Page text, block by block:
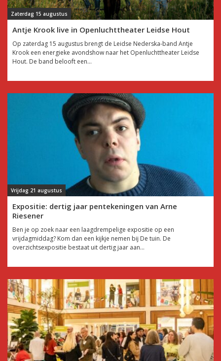
Zaterdag 15 augustus
Antje Krook live in Openluchttheater Leidse Hout
Op zaterdag 15 augustus brengt de Leidse Nederska-band Antje
Krook een energieke avondshow naar het Openluchttheater Leidse
Hout. De band belooft een...
Vrijdag 21 augustus
Expositie: dertig jaar pentekeningen van Arne
Riesener
Ben je op zoek naar een laagdrempelige expositie op een
vrijdagmiddag? Kom dan een kijkje nemen bij De tuin. De
overzichtsexpositie bestaat uit dertig jaar aan...